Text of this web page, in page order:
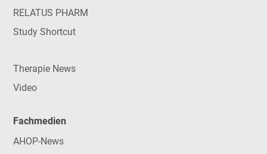
RELATUS PHARM
Study Shortcut
Therapie News
Video
Fachmedien
AHOP-News